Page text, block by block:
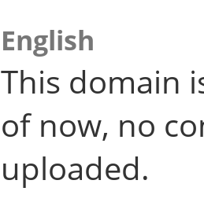
English
This domain
of now, no
uploaded.